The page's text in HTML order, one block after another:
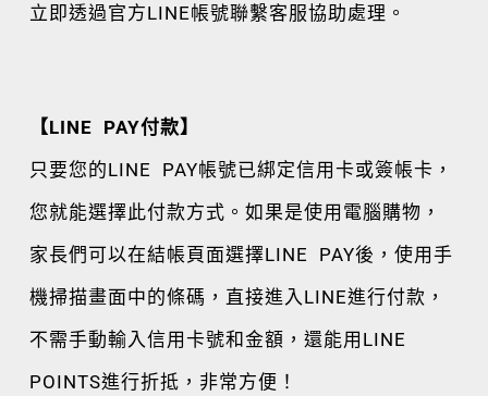
立即透過官方LINE帳號聯繫客服協助處理。
【LINE PAY付款】
只要您的LINE PAY帳號已綁定信用卡或簽帳卡，
您就能選擇此付款方式。如果是使用電腦購物，
家長們可以在結帳頁面選擇LINE PAY後，使用手
機掃描畫面中的條碼，直接進入LINE進行付款，
不需手動輸入信用卡號和金額，還能用LINE
POINTS進行折抵，非常方便！